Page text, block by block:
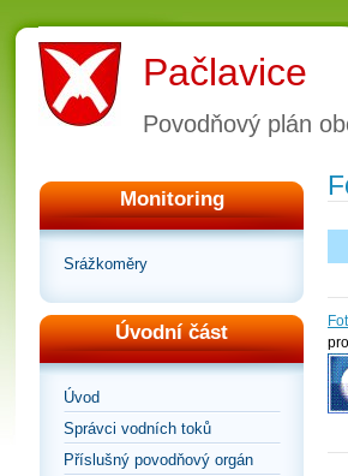
Pačlavice
Povodňový plán
Monitoring
Srážkoměry
Úvodní část
Úvod
Správci vodních toků
Příslušný povodňový orgán